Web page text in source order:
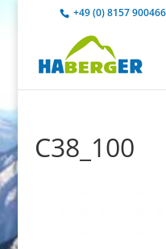
+49 (0) 8157 900466
C38_100